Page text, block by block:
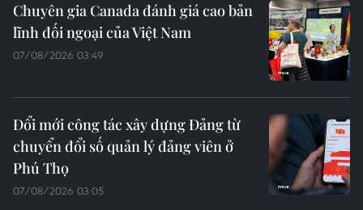
Chuyên gia Canada đánh giá cao bản
lĩnh đối ngoại của Việt Nam
07/08/2026 03:49
Đổi mới công tác xây dựng Đảng từ
chuyển đổi số quản lý đảng viên ở
Phú Thọ
07/08/2026 03:05